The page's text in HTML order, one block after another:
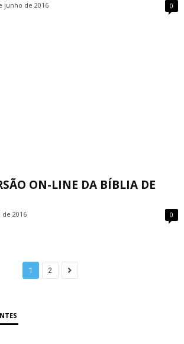
junho de 2016 0
ON-LINE DA BÍBLIA DE
2016 0
1 2